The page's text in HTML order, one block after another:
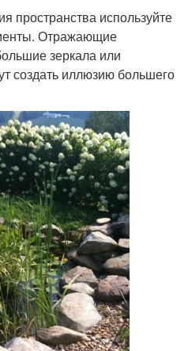
пространства используйте
Отражающие
зеркала или
создать иллюзию большего